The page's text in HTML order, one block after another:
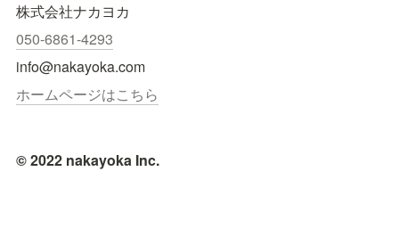
株式会社ナカヨカ
050-6861-4293
info@nakayoka.com
ホームページはこちら
© 2022 nakayoka Inc.